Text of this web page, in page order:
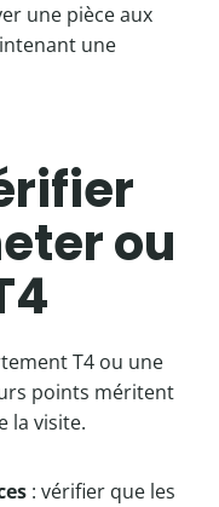
une pièce aux
une
ou
T4 ou une
points méritent
la visite.
: vérifier que les